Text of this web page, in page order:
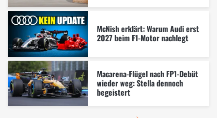
McNish erklärt: Warum Audi erst
2027 beim F1-Motor nachlegt
Macarena-Flügel nach FP1-Debüt
wieder weg: Stella dennoch
begeistert